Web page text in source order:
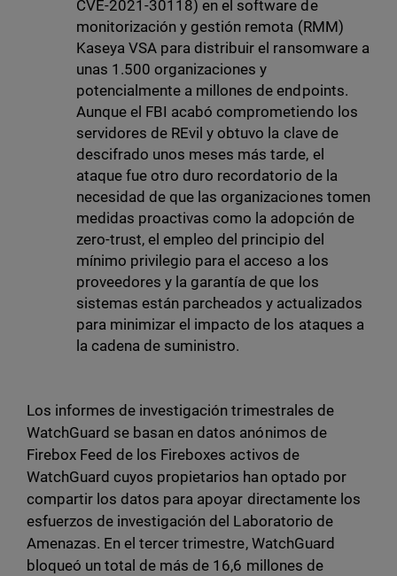
CVE-2021-30118) en el software de
monitorización y gestión remota (RMM)
Kaseya VSA para distribuir el ransomware a
unas 1.500 organizaciones y
potencialmente a millones de endpoints.
Aunque el FBI acabó comprometiendo los
servidores de REvil y obtuvo la clave de
descifrado unos meses más tarde, el
ataque fue otro duro recordatorio de la
necesidad de que las organizaciones tomen
medidas proactivas como la adopción de
zero-trust, el empleo del principio del
mínimo privilegio para el acceso a los
proveedores y la garantía de que los
sistemas están parcheados y actualizados
para minimizar el impacto de los ataques a
la cadena de suministro.
Los informes de investigación trimestrales de
WatchGuard se basan en datos anónimos de
Firebox Feed de los Fireboxes activos de
WatchGuard cuyos propietarios han optado por
compartir los datos para apoyar directamente los
esfuerzos de investigación del Laboratorio de
Amenazas. En el tercer trimestre, WatchGuard
bloqueó un total de más de 16,6 millones de